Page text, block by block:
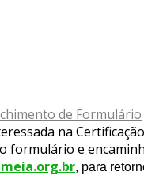
de Formulário
na
formulário e
, para